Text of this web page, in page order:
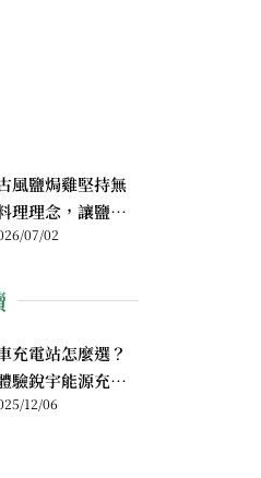
風鹽焗雞堅持無
理理念，讓鹽焗
最純粹的風味
07/02
充電站怎麼選？
驗銳宇能源充電
案的真實感受
12/06